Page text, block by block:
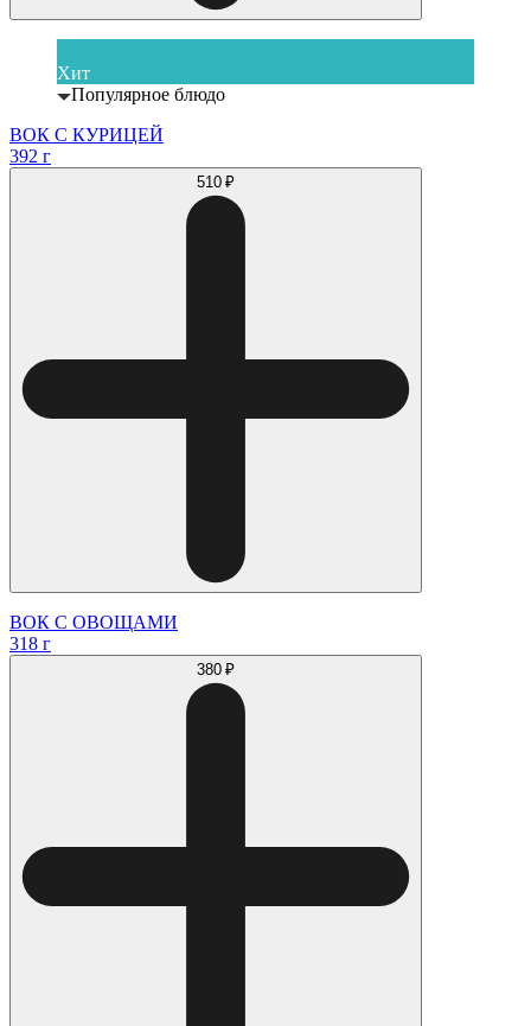
Хит
Популярное блюдо
ВОК С КУРИЦЕЙ
392 г
510 ₽
ВОК С ОВОЩАМИ
318 г
380 ₽